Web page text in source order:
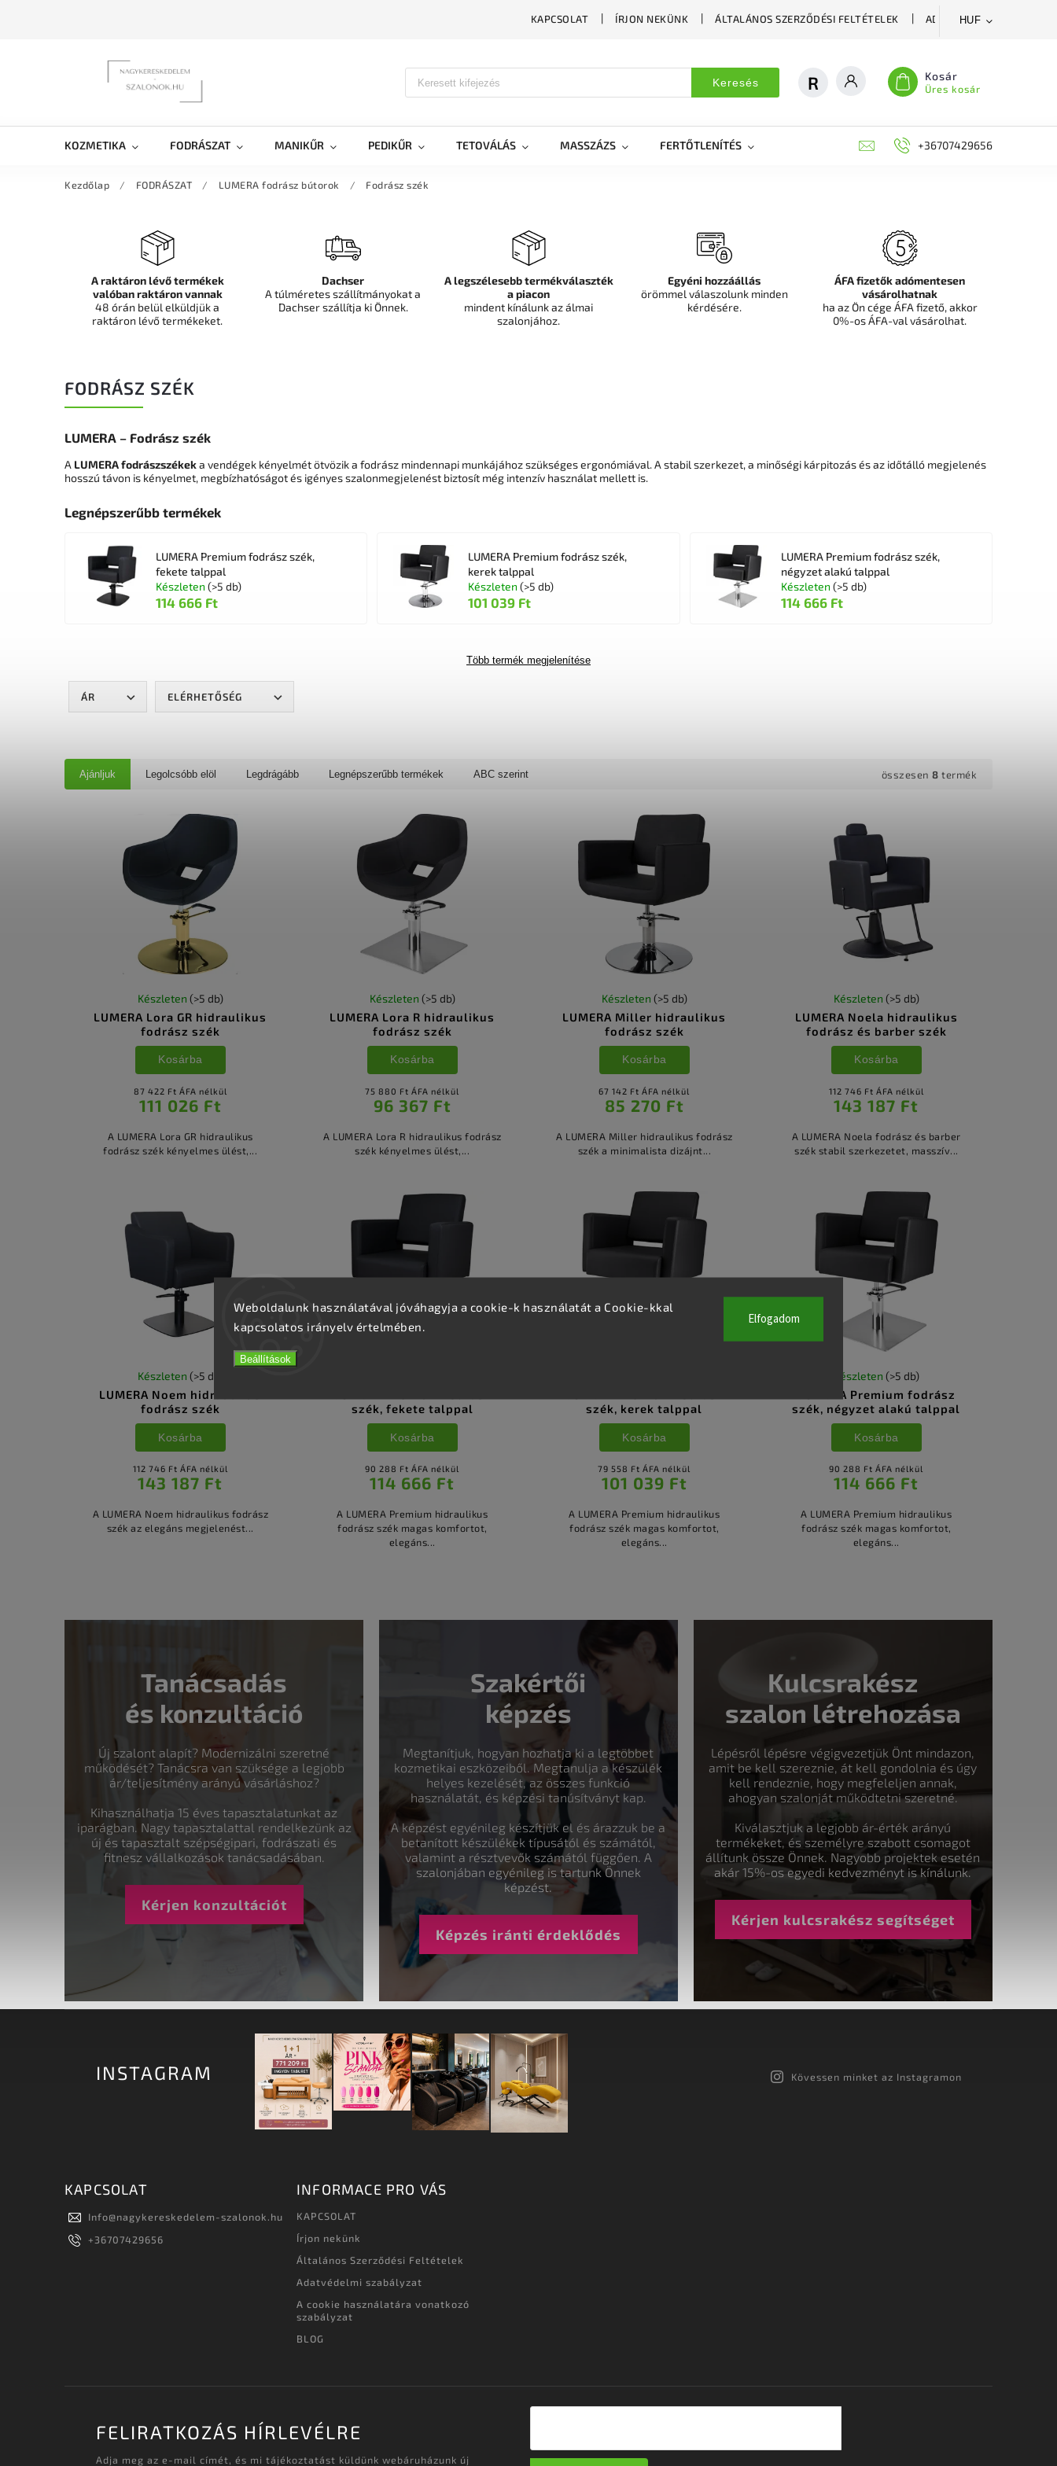
Weboldalunk használatával jóváhagyja a cookie-k használatát a Cookie-kkal
kapcsolatos irányelv értelmében.
Beállítások
Elfogadom
KAPCSOLAT ÍRJON NEKÜNK ÁLTALÁNOS SZERZŐDÉSI FELTÉTELEK ADATVÉDELMI
HUF
Keresés Kosár
Üres kosár
KOZMETIKA FODRÁSZAT MANIKŰR PEDIKŰR TETOVÁLÁS MASSZÁZS FERTŐTLENÍTÉS DEKORÁCIÓS FALPANEL, MŰNÖVÉNY FAL
+36707429656
Kezdőlap / FODRÁSZAT / LUMERA fodrász bútorok / Fodrász szék
FODRÁSZ SZÉK
LUMERA – Fodrász szék
A LUMERA fodrászszékeka vendégek kényelmét ötvözik a fodrász mindennapi munkájához szükséges ergonómiával. A stabil szerkezet, a minőségi kárpitozás és az időtálló megjelenés
hosszú távon is kényelmet, megbízhatóságot és igényes szalonmegjelenést biztosít még intenzív használat mellett is.
Legnépszerűbb termékek
LUMERA Premium fodrász szék,
fekete talppal
Készleten (>5 db)
114 666 Ft
LUMERA Premium fodrász szék,
kerek talppal
Készleten(>5 db)
101 039 Ft
LUMERA Premium fodrász szék,
négyzet alakú talppal
Készleten (>5 db)
114 666 Ft
Több termék megjelenítése
ELÉRHETŐSÉG
ÁR
Ajánljuk Legolcsóbb elöl Legdrágább Legnépszerűbb termékek ABC szerint összesen 8 termék
LUMERA Lora GR hidraulikus
fodrász szék
Készleten (>5 db)
87 422 Ft ÁFA nélkül
111 026 Ft
Kosárba
A LUMERA Lora GR hidraulikus
fodrász szék kényelmes ülést,...
LUMERA Lora R hidraulikus
fodrász szék
Készleten (>5 db)
75 880 Ft ÁFA nélkül
96 367 Ft
Kosárba
A LUMERA Lora R hidraulikus fodrász
szék kényelmes ülést,...
LUMERA Miller hidraulikus
fodrász szék
Készleten (>5 db)
67 142 Ft ÁFA nélkül
85 270 Ft
Kosárba
A LUMERA Miller hidraulikus fodrász
szék a minimalista dizájnt...
LUMERA Noela hidraulikus
fodrász és barber szék
Készleten (>5 db)
112 746 Ft ÁFA nélkül
143 187 Ft
Kosárba
A LUMERA Noela fodrász és barber
szék stabil szerkezetet, masszív...
LUMERA Noem hidraulikus
fodrász szék
Készleten (>5 db)
112 746 Ft ÁFA nélkül
143 187 Ft
Kosárba
A LUMERA Noem hidraulikus fodrász
szék az elegáns megjelenést...
szék, fekete talppal
90 288 Ft ÁFA nélkül
114 666 Ft
Kosárba
A LUMERA Premium hidraulikus
fodrász szék magas komfortot,
elegáns...
szék, kerek talppal
79 558 Ft ÁFA nélkül
101 039 Ft
Kosárba
A LUMERA Premium hidraulikus
fodrász szék magas komfortot,
elegáns...
LUMERA Premium fodrász
szék, négyzet alakú talppal
Készleten (>5 db)
90 288 Ft ÁFA nélkül
114 666 Ft
Kosárba
A LUMERA Premium hidraulikus
fodrász szék magas komfortot,
elegáns...
A raktáron lévő termékek
valóban raktáron vannak
48 órán belül elküldjük a
raktáron lévő termékeket.
Dachser
A túlméretes szállítmányokat a
Dachser szállítja ki Önnek.
A legszélesebb termékválaszték
a piacon
mindent kínálunk az álmai
szalonjához.
Egyéni hozzáállás
örömmel válaszolunk minden
kérdésére.
ÁFA fizetők adómentesen
vásárolhatnak
ha az Ön cége ÁFA fizető, akkor
0%-os ÁFA-val vásárolhat.
Tanácsadás
és konzultáció
Új szalont alapít? Modernizálni szeretné
működését? Tanácsra van szüksége a legjobb
ár/teljesítmény arányú vásárláshoz?
Kihasználhatja 15 éves tapasztalatunkat az
iparágban. Nagy tapasztalattal rendelkezünk az
új és tapasztalt szépségipari, fodrászati és
fitnesz vállalkozások tanácsadásában.
Kérjen konzultációt
Szakértői
képzés
Megtanítjuk, hogyan hozhatja ki a legtöbbet
kozmetikai eszközeiből. Megtanulja a készülék
helyes kezelését, az összes funkció
használatát, és képzési tanúsítványt kap.
A képzést egyénileg készítjük el és árazzuk be a
betanított készülékek típusától és számától,
valamint a résztvevők számától függően. A
szalonjában egyénileg is tartunk Önnek
képzést.
Képzés iránti érdeklődés
Kulcsrakész
szalon létrehozása
Lépésről lépésre végigvezetjük Önt mindazon,
amit be kell szereznie, át kell gondolnia és úgy
kell rendeznie, hogy megfeleljen annak,
ahogyan szalonját működtetni szeretné.
Kiválasztjuk a legjobb ár-érték arányú
termékeket, és személyre szabott csomagot
állítunk össze Önnek. Nagyobb projektek esetén
akár 15%-os egyedi kedvezményt is kínálunk.
Kérjen kulcsrakész segítséget
INSTAGRAM Kövessen minket az Instagramon
KAPCSOLAT
Info@nagykereskedelem-szalonok.hu
+36707429656
INFORMACE PRO VÁS
KAPCSOLAT
Írjon nekünk
Általános Szerződési Feltételek
Adatvédelmi szabályzat
A cookie használatára vonatkozó
szabályzat
BLOG
FELIRATKOZÁS HÍRLEVÉLRE
Adja meg az e-mail címét, és mi tájékoztatást küldünk webáruházunk új